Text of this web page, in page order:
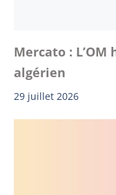
Mercato :
algérien
29 juillet 2026